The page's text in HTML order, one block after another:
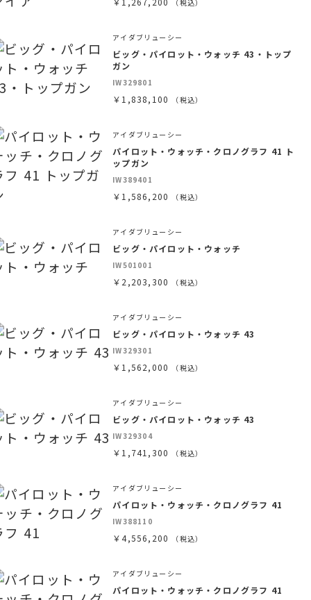
（税込）
アイダブリューシー
ビッグ・パイロット・ウォッチ 43・トップ
ガン
IW329801
￥1,838,100 （税込）
アイダブリューシー
パイロット・ウォッチ・クロノグラフ 41 ト
ップガン
IW389401
￥1,586,200 （税込）
アイダブリューシー
ビッグ・パイロット・ウォッチ
IW501001
￥2,203,300 （税込）
アイダブリューシー
ビッグ・パイロット・ウォッチ 43
IW329301
￥1,562,000 （税込）
アイダブリューシー
ビッグ・パイロット・ウォッチ 43
IW329304
￥1,741,300 （税込）
アイダブリューシー
パイロット・ウォッチ・クロノグラフ 41
IW388110
￥4,556,200 （税込）
アイダブリューシー
パイロット・ウォッチ・クロノグラフ 41